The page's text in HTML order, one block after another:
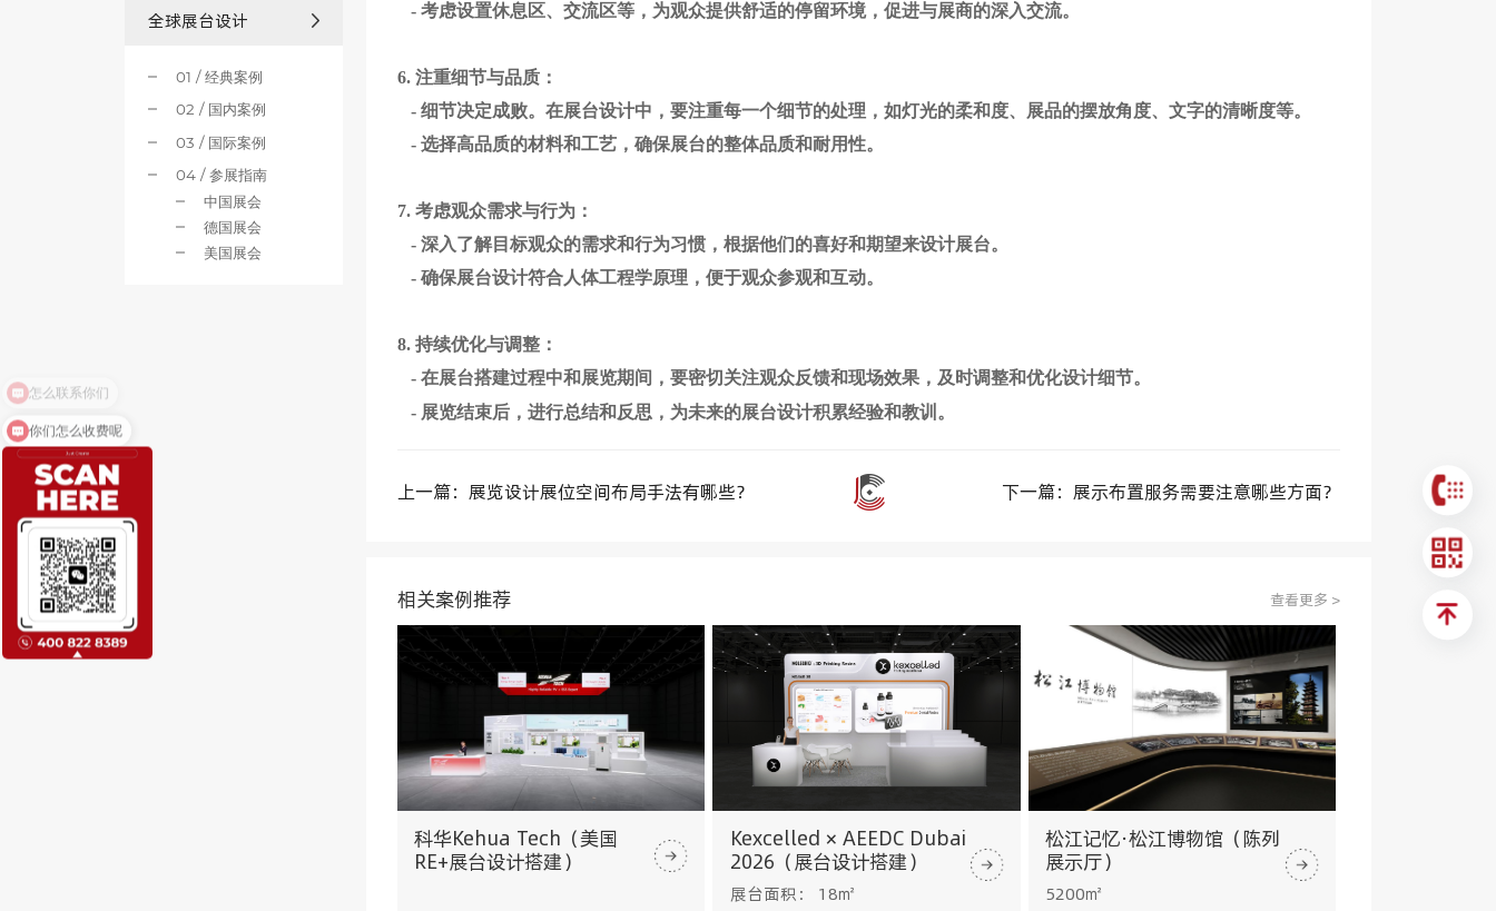
全球展台设计
01 / 经典案例
02 / 国内案例
03 / 国际案例
04 / 参展指南
中国展会
德国展会
美国展会
- 考虑设置休息区、交流区等，为观众提供舒适的停留环境，促进与展商的深入交流。
6. 注重细节与品质：
- 细节决定成败。在展台设计中，要注重每一个细节的处理，如灯光的柔和度、展品的摆放角度、文字的清晰度等。
- 选择高品质的材料和工艺，确保展台的整体品质和耐用性。
7. 考虑观众需求与行为：
- 深入了解目标观众的需求和行为习惯，根据他们的喜好和期望来设计展台。
- 确保展台设计符合人体工程学原理，便于观众参观和互动。
8. 持续优化与调整：
- 在展台搭建过程中和展览期间，要密切关注观众反馈和现场效果，及时调整和优化设计细节。
- 展览结束后，进行总结和反思，为未来的展台设计积累经验和教训。
上一篇：展览设计展位空间布局手法有哪些？ 下一篇：展示布置服务需要注意哪些方面？
相关案例推荐 查看更多 >
科华Kehua Tech（美国
RE+展台设计搭建）
Kexcelled × AEEDC Dubai
2026（展台设计搭建）
展台面积： 18㎡
松江记忆·松江博物馆（陈列
展示厅）
5200㎡
你们怎么收费呢